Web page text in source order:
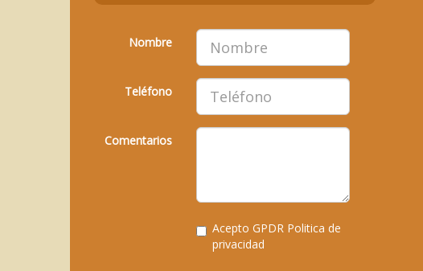
Nombre
Teléfono
Comentarios
Acepto GPDR Politica de
privacidad